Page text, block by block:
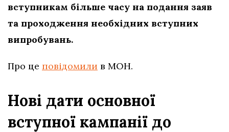
вступникам більше часу на подання заяв
та проходження необхідних вступних
випробувань.
Про це повідомили в МОН.
Нові дати основної
вступної кампанії до